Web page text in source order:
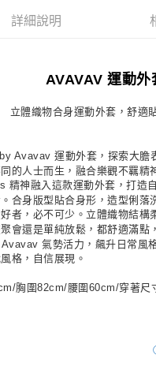
滿NT$1,500(含以上)免運費
滿NT$1,500(含以上)免運費
滿NT$1,500(含以上)免運費
滿NT$1,500(含以上)免運費
貨
詳細說明
AVAVAV 運動外
立體織物合身運動外套，舒適
Avavav 運動外套，探索大膽
的人士而生，融合樂觀不羈精
精神融入這款運動外套，打造
合身版型貼合身形，造型俐落
者，必不可少。立體織物結構
會還是單純放鬆，都舒適滿點
氣勢活力，飆升日常風
格，自信展現。
胸圍82cm/腰圍60cm/穿著尺